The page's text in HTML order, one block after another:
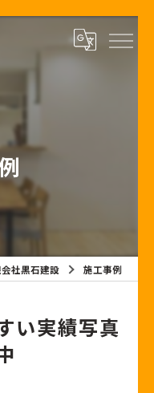
社黒石建設 施工事例
い実績写真